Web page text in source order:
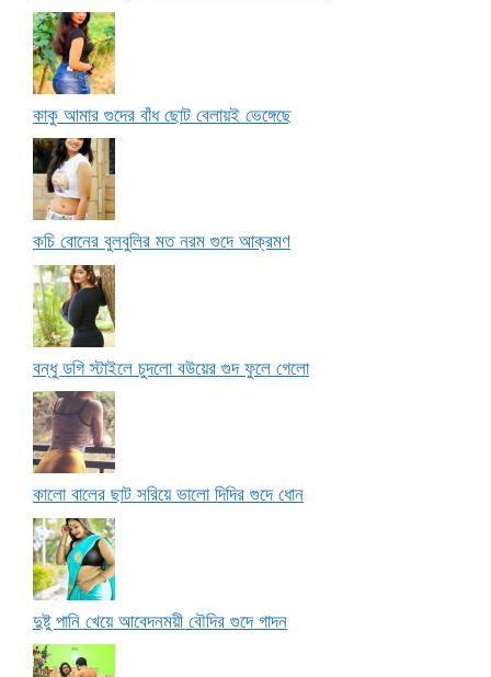
কাকু আমার গুদের বাঁধ ছোট বেলায়ই ভেঙ্গেছে
কচি বোনের বুলবুলির মত নরম গুদে আক্রমণ
বন্ধু ডগি স্টাইলে চুদলো বউয়ের গুদ ফুলে গেলো
কালো বালের ছাট সরিয়ে ভালো দিদির গুদে ধোন
দুষ্টু পানি খেয়ে আবেদনময়ী বৌদির গুদে গাদন